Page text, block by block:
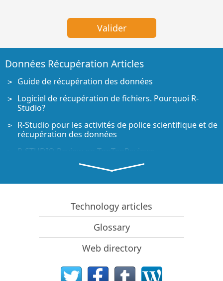
Données Récupération Articles
Guide de récupération des données
Logiciel de récupération de fichiers. Pourquoi R-
Studio?
R-Studio pour les activités de police scientifique et de
récupération des données
R-STUDIO Review on TopTenReviews
Spécificités de récupération de fichiers pour les
Prévoir le succès des cas communs de récupération
Récupération des données remplacées
Récupération de fichier d'urgence utilisant R-Studio
Technology articles
Glossary
Web directory